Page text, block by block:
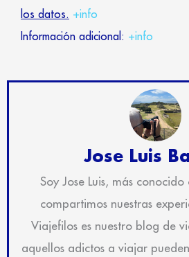
los datos. +info
Información adicional: +info
Jose Luis
Soy Jose Luis, más
compartimos nuestras
Viajefilos es nuestro blog de
aquellos adictos a viajar